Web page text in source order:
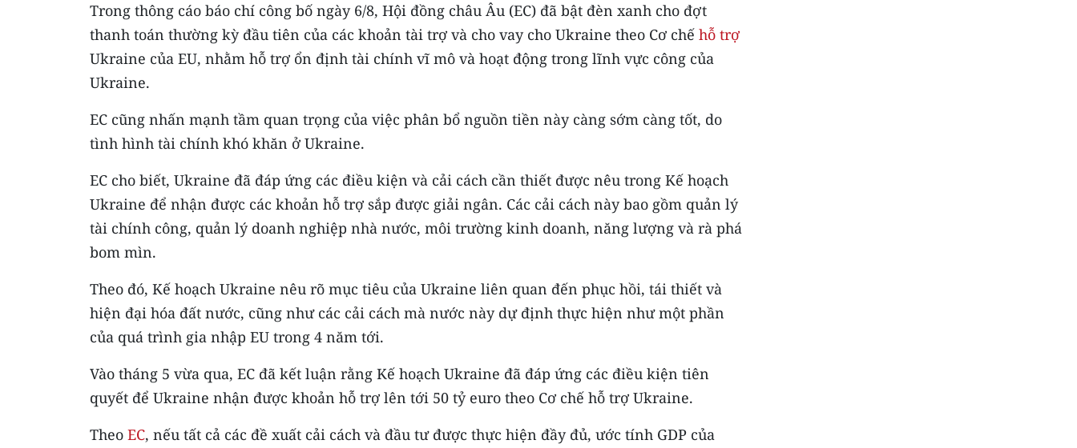
Trong thông cáo báo chí công bố ngày 6/8, Hội đồng châu Âu (EC) đã bật đèn xanh cho đợt
thanh toán thường kỳ đầu tiên của các khoản tài trợ và cho vay cho Ukraine theo Cơ chế hỗ trợ
Ukraine của EU, nhằm hỗ trợ ổn định tài chính vĩ mô và hoạt động trong lĩnh vực công của
Ukraine.
EC cũng nhấn mạnh tầm quan trọng của việc phân bổ nguồn tiền này càng sớm càng tốt, do
tình hình tài chính khó khăn ở Ukraine.
EC cho biết, Ukraine đã đáp ứng các điều kiện và cải cách cần thiết được nêu trong Kế hoạch
Ukraine để nhận được các khoản hỗ trợ sắp được giải ngân. Các cải cách này bao gồm quản lý
tài chính công, quản lý doanh nghiệp nhà nước, môi trường kinh doanh, năng lượng và rà phá
bom mìn.
Theo đó, Kế hoạch Ukraine nêu rõ mục tiêu của Ukraine liên quan đến phục hồi, tái thiết và
hiện đại hóa đất nước, cũng như các cải cách mà nước này dự định thực hiện như một phần
của quá trình gia nhập EU trong 4 năm tới.
Vào tháng 5 vừa qua, EC đã kết luận rằng Kế hoạch Ukraine đã đáp ứng các điều kiện tiên
quyết để Ukraine nhận được khoản hỗ trợ lên tới 50 tỷ euro theo Cơ chế hỗ trợ Ukraine.
Theo EC, nếu tất cả các đề xuất cải cách và đầu tư được thực hiện đầy đủ, ước tính GDP của